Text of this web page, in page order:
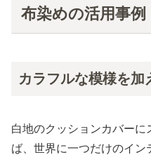
布染めの活用事例
カラフルな模様を加
白地のクッションカバー
ば、世界に一つだけのイン